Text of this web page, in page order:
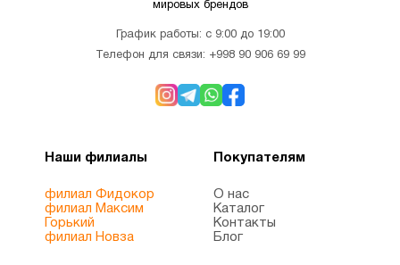
мировых брендов
График работы: с 9:00 до 19:00
Телефон для связи: +998 90 906 69 99
Наши филиалы
филиал Фидокор
филиал Максим
Горький
филиал Новза
Покупателям
О нас
Каталог
Контакты
Блог